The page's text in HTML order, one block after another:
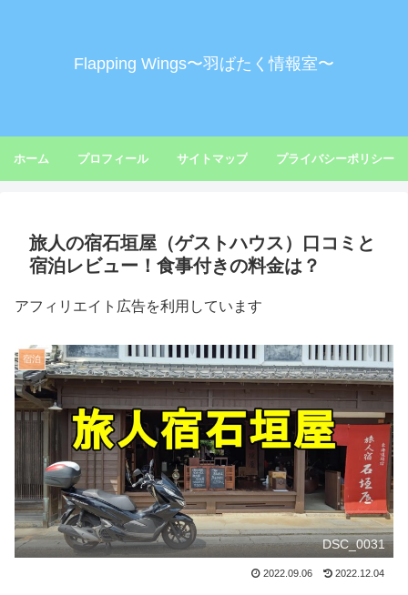
Flapping Wings〜羽ばたく情報室〜
ホーム プロフィール サイトマップ プライバシーポリシー
旅人の宿石垣屋（ゲストハウス）口コミと
宿泊レビュー！食事付きの料金は？
アフィリエイト広告を利用しています
宿泊
DSC_0031
2022.09.06 2022.12.04